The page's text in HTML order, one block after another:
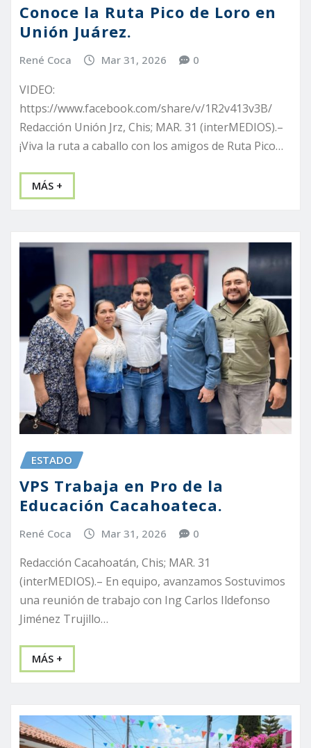
Conoce la Ruta Pico de Loro en
Unión Juárez.
René Coca Mar 31, 2026 0
VIDEO:
https://www.facebook.com/share/v/1R2v413v3B/
Redacción Unión Jrz, Chis; MAR. 31 (interMEDIOS).–
¡Viva la ruta a caballo con los amigos de Ruta Pico…
MÁS +
ESTADO
VPS Trabaja en Pro de la
Educación Cacahoateca.
René Coca Mar 31, 2026 0
Redacción Cacahoatán, Chis; MAR. 31
(interMEDIOS).– En equipo, avanzamos Sostuvimos
una reunión de trabajo con Ing Carlos Ildefonso
Jiménez Trujillo…
MÁS +